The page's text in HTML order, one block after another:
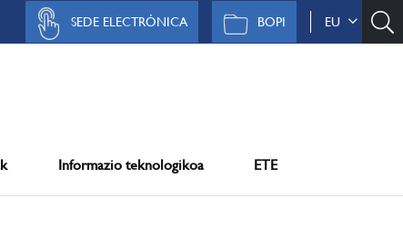
EU
BOPI
SEDE ELECTRÓNICA
Informazio teknologikoa ETE